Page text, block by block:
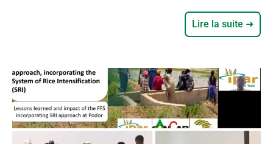
productrices de l’Union des jeunes agriculteurs du
Koyli Wirnde (UJAK) et 15 de l’Union de Galoya, ont
Lire la suite ➜